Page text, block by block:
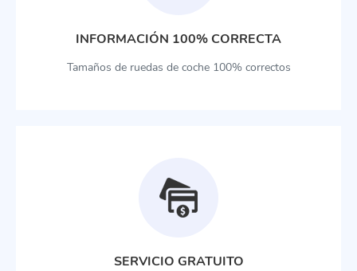
INFORMACIÓN 100% CORRECTA
Tamaños de ruedas de coche 100% correctos
SERVICIO GRATUITO